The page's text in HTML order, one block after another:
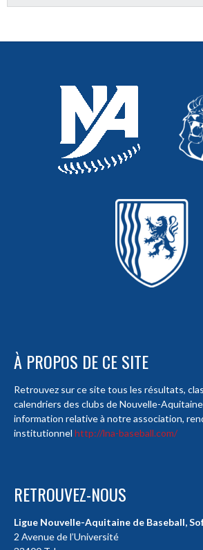
À PROPOS DE CE SITE
Retrouvez sur ce site tous les résultats,
calendriers des clubs de Nouvelle-
information relative à notre association,
institutionnel http://lna-baseball.com/
RETROUVEZ-NOUS
Ligue Nouvelle-Aquitaine de Baseball,
2 Avenue de l’Université